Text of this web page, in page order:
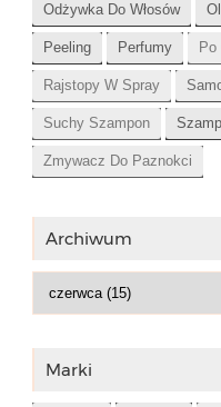
Odżywka Do Włosów
Peeling Perfumy Po
Rajstopy W Spray
Suchy Szampon
Zmywacz Do Paznokci
Archiwum
Marki